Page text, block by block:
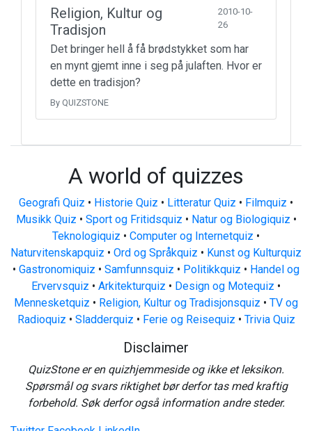
Religion, Kultur og
Tradisjon
2010-10-
26
Det bringer hell å få brødstykket som har
en mynt gjemt inne i seg på julaften. Hvor er
dette en tradisjon?
By QUIZSTONE
A world of quizzes
Geografi Quiz • Historie Quiz • Litteratur Quiz • Filmquiz •
Musikk Quiz • Sport og Fritidsquiz • Natur og Biologiquiz •
Teknologiquiz • Computer og Internetquiz •
Naturvitenskapquiz • Ord og Språkquiz • Kunst og Kulturquiz
• Gastronomiquiz • Samfunnsquiz • Politikkquiz • Handel og
Ervervsquiz • Arkitekturquiz • Design og Motequiz •
Mennesketquiz • Religion, Kultur og Tradisjonsquiz • TV og
Radioquiz • Sladderquiz • Ferie og Reisequiz • Trivia Quiz
Disclaimer
QuizStone er en quizhjemmeside og ikke et leksikon.
Spørsmål og svars riktighet bør derfor tas med kraftig
forbehold. Søk derfor også information andre steder.